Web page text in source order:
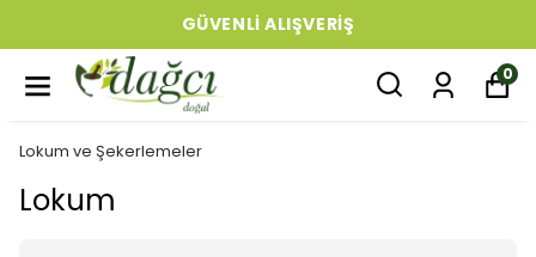
GÜVENLI ALIŞVERIŞ
0
Lokum ve Şekerlemeler
Lokum